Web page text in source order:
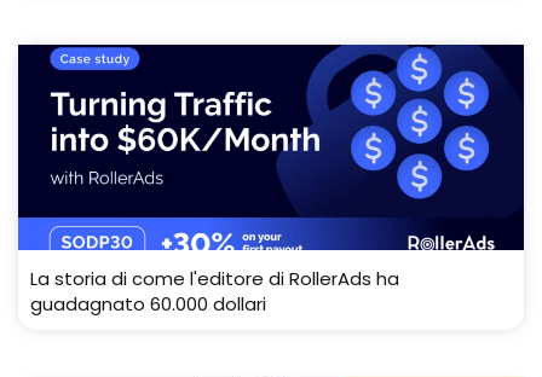
La storia di come l'editore di RollerAds ha
guadagnato 60.000 dollari